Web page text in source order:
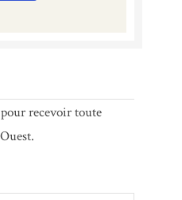
recevoir toute